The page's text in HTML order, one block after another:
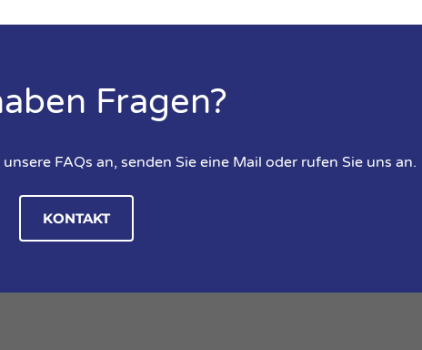
Fragen?
FAQs an, senden Sie eine Mail oder rufen Sie uns an.
KONTAKT